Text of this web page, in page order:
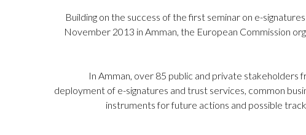
Building on the success of the first seminar on e-
November 2013 in Amman, the European Commission
In Amman, over 85 public and private
deployment of e-signatures and trust services, common
instruments for future actions and possible